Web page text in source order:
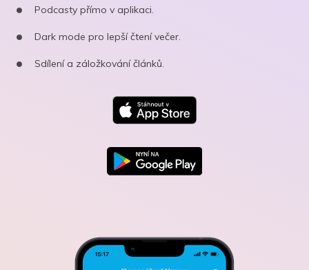
Podcasty přímo v aplikaci.
Dark mode pro lepší čtení večer.
Sdílení a záložkování článků.